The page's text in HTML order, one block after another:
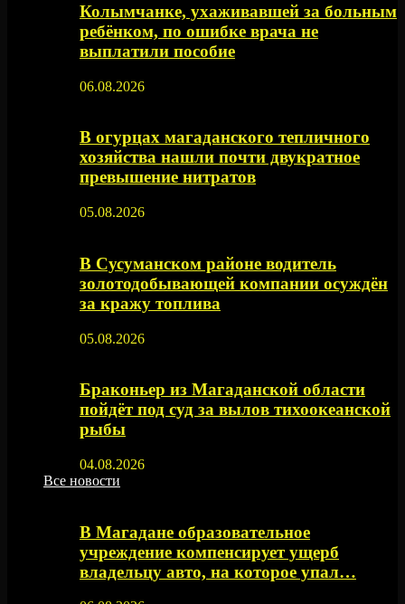
Колымчанке, ухаживавшей за больным
ребёнком, по ошибке врача не
выплатили пособие
06.08.2026
В огурцах магаданского тепличного
хозяйства нашли почти двукратное
превышение нитратов
05.08.2026
В Сусуманском районе водитель
золотодобывающей компании осуждён
за кражу топлива
05.08.2026
Браконьер из Магаданской области
пойдёт под суд за вылов тихоокеанской
рыбы
04.08.2026
Все новости
В Магадане образовательное
учреждение компенсирует ущерб
владельцу авто, на которое упал…